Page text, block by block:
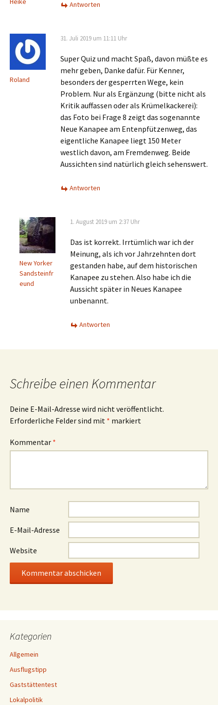
Antworten
Roland
31. Juli 2019 um 11:11 Uhr
Super Quiz und macht Spaß, davon müßte es
mehr geben, Danke dafür. Für Kenner,
besonders der gesperrten Wege, kein
Problem. Nur als Ergänzung (bitte nicht als
Kritik auffassen oder als Krümelkackerei):
das Foto bei Frage 8 zeigt das sogenannte
Neue Kanapee am Entenpfützenweg, das
eigentliche Kanapee liegt 150 Meter
westlich davon, am Fremdenweg. Beide
Aussichten sind natürlich gleich sehenswert.
Antworten
New Yorker
Sandsteinfr
eund
1. August 2019 um 2:37 Uhr
Das ist korrekt. Irrtümlich war ich der
Meinung, als ich vor Jahrzehnten dort
gestanden habe, auf dem historischen
Kanapee zu stehen. Also habe ich die
Aussicht später in Neues Kanapee
unbenannt.
Antworten
Schreibe einen Kommentar
Deine E-Mail-Adresse wird nicht veröffentlicht.
Erforderliche Felder sind mit * markiert
Kommentar *
Name
E-Mail-Adresse
Website
Kategorien
Allgemein
Ausflugstipp
Gaststättentest
Lokalpolitik